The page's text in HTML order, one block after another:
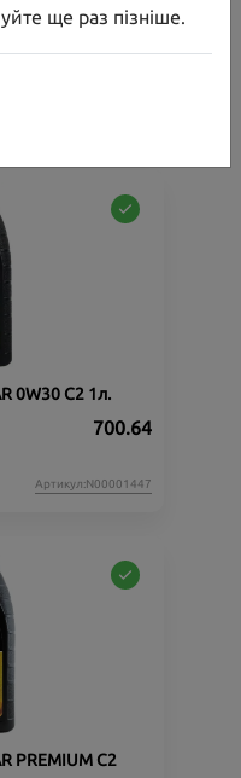
30 000.00
0W30 C2 1л.
700.64
Артикул:N00001447
PREMIUM C2
ще раз пізніше.